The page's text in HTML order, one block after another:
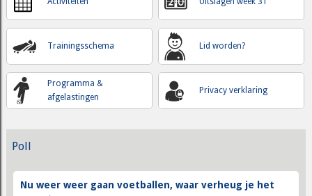
Trainingsschema
Programma &
afgelastingen
Lid worden?
Privacy verklaring
Poll
Nu weer weer gaan voetballen, waar verheug je het